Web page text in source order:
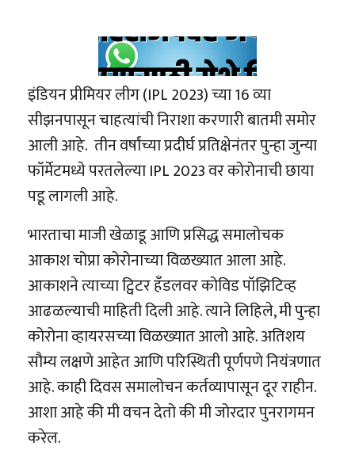
इंडियन प्रीमियर लीग (IPL 2023) च्या 16 व्या
सीझनपासून चाहत्यांची निराशा करणारी बातमी समोर
आली आहे. तीन वर्षांच्या प्रदीर्घ प्रतिक्षेनंतर पुन्हा जुन्या
फॉर्मेटमध्ये परतलेल्या IPL 2023 वर कोरोनाची छाया
पडू लागली आहे.
भारताचा माजी खेळाडू आणि प्रसिद्ध समालोचक
आकाश चोप्रा कोरोनाच्या विळख्यात आला आहे.
आकाशने त्याच्या ट्विटर हँडलवर कोविड पॉझिटिव्ह
आढळल्याची माहिती दिली आहे. त्याने लिहिले, मी पुन्हा
कोरोना व्हायरसच्या विळख्यात आलो आहे. अतिशय
सौम्य लक्षणे आहेत आणि परिस्थिती पूर्णपणे नियंत्रणात
आहे. काही दिवस समालोचन कर्तव्यापासून दूर राहीन.
आशा आहे की मी वचन देतो की मी जोरदार पुनरागमन
करेल.